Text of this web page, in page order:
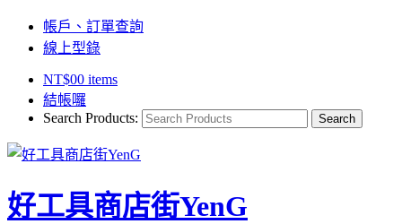
帳戶、訂單查詢
線上型錄
NT$00 items
結帳囉
Search Products:
好工具商店街YenG